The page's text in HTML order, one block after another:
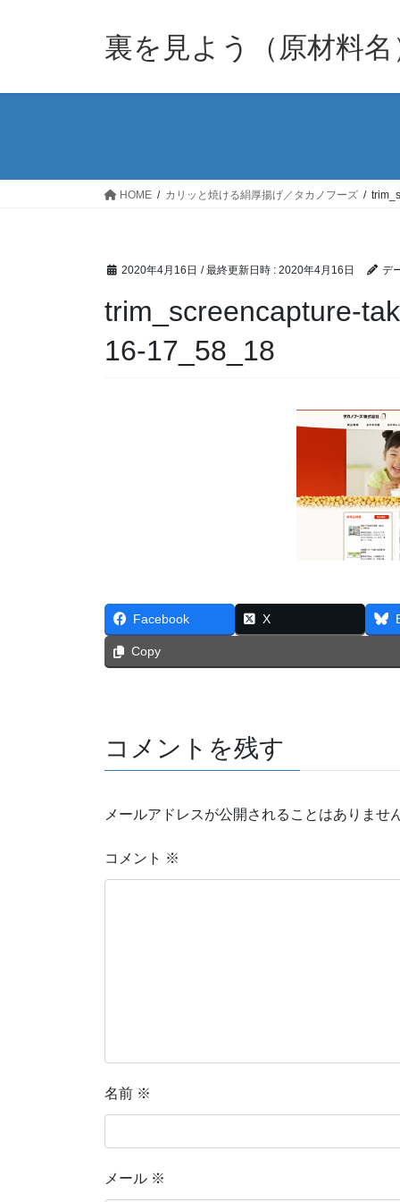
裏を見よう（原材料
HOME カリッと焼ける絹厚揚げ／タカノフーズ
2020年4月16日 / 最終更新日時 : 2020年4月16日 デ
trim_screencapture-
16-17_58_18
Facebook X
Copy
コメントを残す
メールアドレスが公開されることはありませ
コメント ※
名前 ※
メール ※